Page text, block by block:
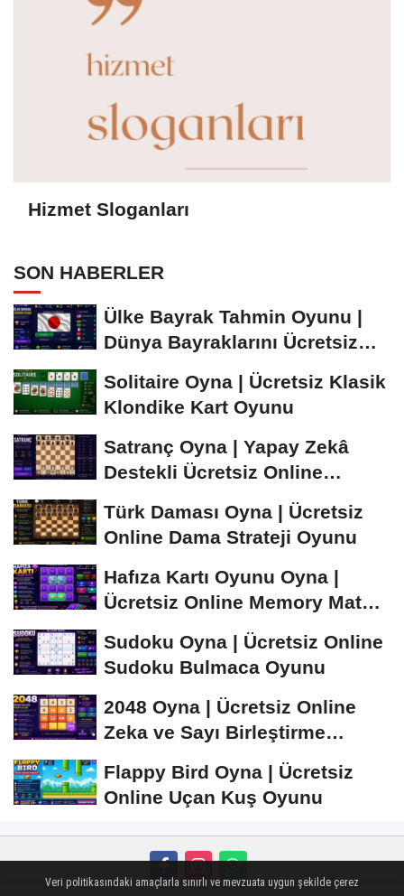
Hizmet Sloganları
SON HABERLER
Ülke Bayrak Tahmin Oyunu |
Dünya Bayraklarını Ücretsiz
Solitaire Oyna | Ücretsiz Klasik
Klondike Kart Oyunu
Satranç Oyna | Yapay Zekâ
Destekli Ücretsiz Online
Türk Daması Oyna | Ücretsiz
Online Dama Strateji Oyunu
Hafıza Kartı Oyunu Oyna |
Ücretsiz Online Memory Match
Sudoku Oyna | Ücretsiz Online
Sudoku Bulmaca Oyunu
2048 Oyna | Ücretsiz Online
Zeka ve Sayı Birleştirme
Flappy Bird Oyna | Ücretsiz
Online Uçan Kuş Oyunu
Veri politikasındaki amaçlarla sınırlı ve mevzuata uygun şekilde çerez